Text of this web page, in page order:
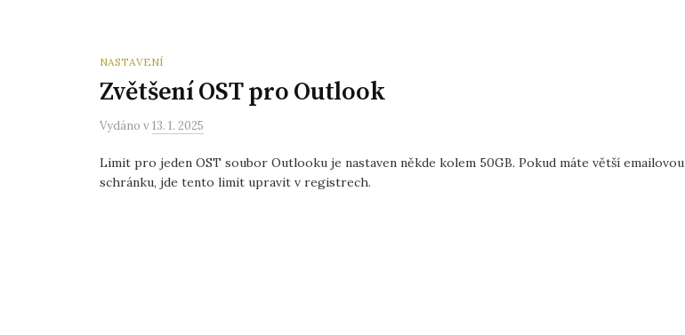
NASTAVENÍ
Zvětšení OST pro Outlook
Vydáno v13. 1. 2025
Limit pro jeden OST soubor Outlooku je nastaven někde kolem 50GB. Pokud máte větší emailovou
schránku, jde tento limit upravit v registrech.